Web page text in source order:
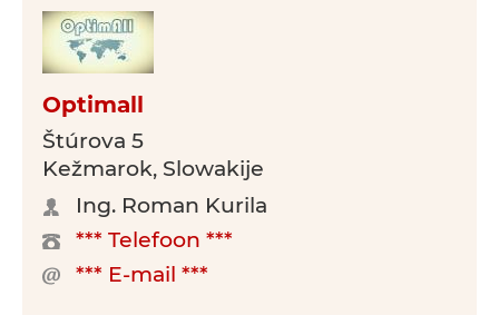
Optimall
Štúrova 5
Kežmarok, Slowakije
Ing. Roman Kurila
*** Telefoon ***
*** E-mail ***